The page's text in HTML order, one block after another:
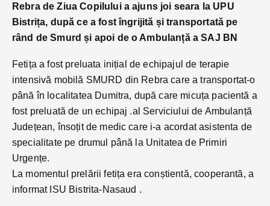
Rebra de Ziua Copilului a ajuns joi seara la UPU
Bistrița, după ce a fost îngrijită și transportată pe
rând de Smurd și apoi de o Ambulanță a SAJ BN
Fetița a fost preluata inițial de echipajul de terapie
intensivă mobilă SMURD din Rebra care a transportat-o
până în localitatea Dumitra, după care micuța pacientă a
fost preluată de un echipaj .al Serviciului de Ambulanță
Județean, însoțit de medic care i-a acordat asistenta de
specialitate pe drumul până la Unitatea de Primiri
Urgențe.
La momentul prelării fetița era conștientă, cooperantă, a
informat ISU Bistrita-Nasaud .